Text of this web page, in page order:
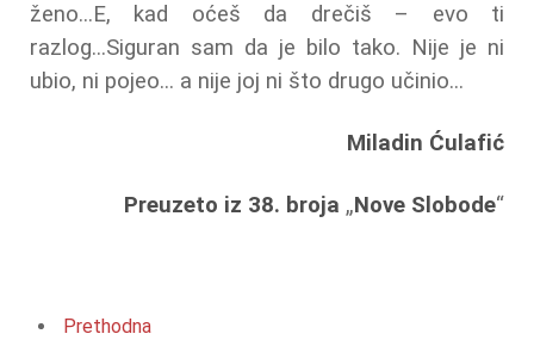
ženo...E, kad oćeš da drečiš – evo ti
razlog...Siguran sam da je bilo tako. Nije je ni
ubio, ni pojeo... a nije joj ni što drugo učinio...
Miladin Ćulafić
Preuzeto iz 38. broja „Nove Slobode“
Prethodna